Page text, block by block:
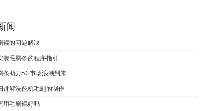
闻
辊的问题解决
装毛刷条的程序指引
条助力5G市场浪潮到来
讲解洗靴机毛刷的制作
用毛刷辊好吗